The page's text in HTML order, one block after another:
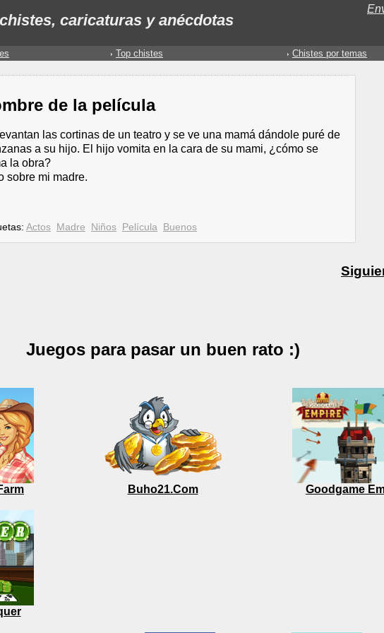
caricaturas y anécdotas
Top chistes Chistes por temas
de la película
las cortinas de un teatro y se ve una mamá dándole puré de
a su hijo. El hijo vomita en la cara de su mami, ¿cómo se
la obra?
sobre mi madre.
Actos Madre Niños Película Buenos
Juegos para pasar un buen rato :)
Buho21.Com Goodgame